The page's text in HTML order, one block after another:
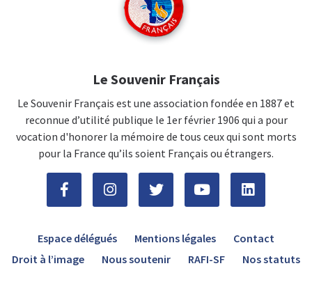
Le Souvenir Français
Le Souvenir Français est une association fondée en 1887 et
reconnue d’utilité publique le 1er février 1906 qui a pour
vocation d'honorer la mémoire de tous ceux qui sont morts
pour la France qu’ils soient Français ou étrangers.
Espace délégués Mentions légales
Contact
Droit à l’image
Nous soutenir RAFI-SF Nos statuts